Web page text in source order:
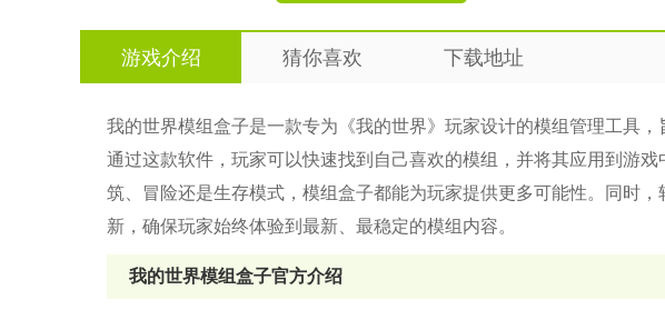
游戏介绍 猜你喜欢 下载地址
我的世界模组盒子是一款专为《我的世界》玩家设计的模组管理工具，
通过这款软件，玩家可以快速找到自己喜欢的模组，并将其应用到游
筑、冒险还是生存模式，模组盒子都能为玩家提供更多可能性。同时
新，确保玩家始终体验到最新、最稳定的模组内容。
我的世界模组盒子官方介绍